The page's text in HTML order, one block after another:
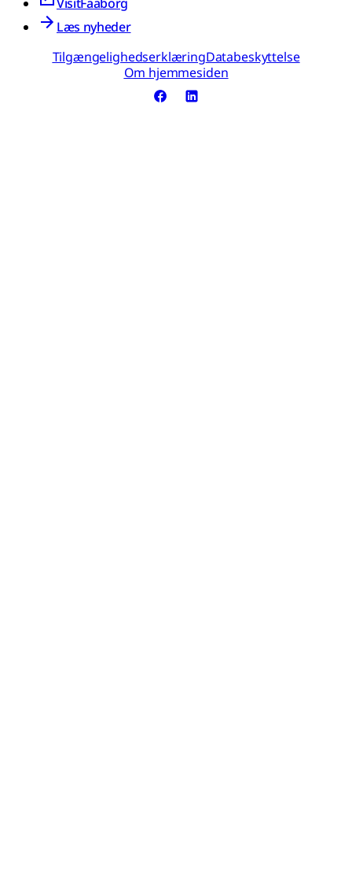
Læs nyheder
TilgængelighedserklæringDatabeskyttelse
Om hjemmesiden